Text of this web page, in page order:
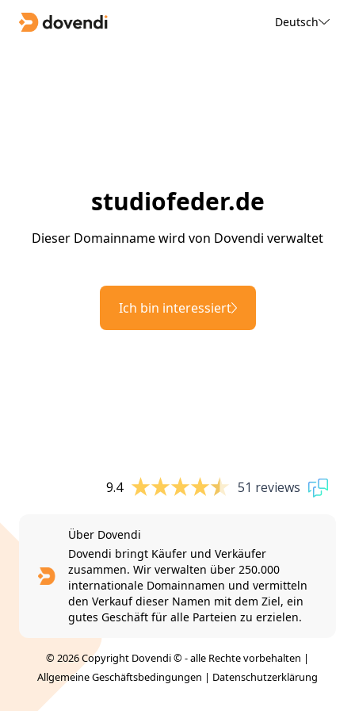
Deutsch
studiofeder.de
Dieser Domainname wird von Dovendi verwaltet
Ich bin interessiert
9.4 51 reviews
Über Dovendi
Dovendi bringt Käufer und Verkäufer
zusammen. Wir verwalten über 250.000
internationale Domainnamen und vermitteln
den Verkauf dieser Namen mit dem Ziel, ein
gutes Geschäft für alle Parteien zu erzielen.
© 2026 Copyright Dovendi © - alle Rechte vorbehalten |
Allgemeine Geschäftsbedingungen | Datenschutzerklärung